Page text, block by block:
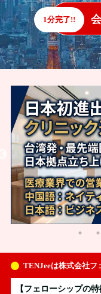
1分完了!!
TENJeeは株式会社フ
【フェローシップの特